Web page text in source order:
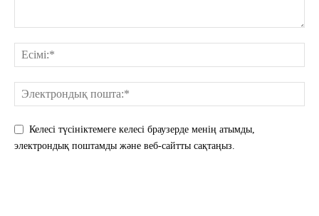
Келесі түсініктемеге келесі браузерде менің атымды,
электрондық поштамды және веб-сайтты сақтаңыз.